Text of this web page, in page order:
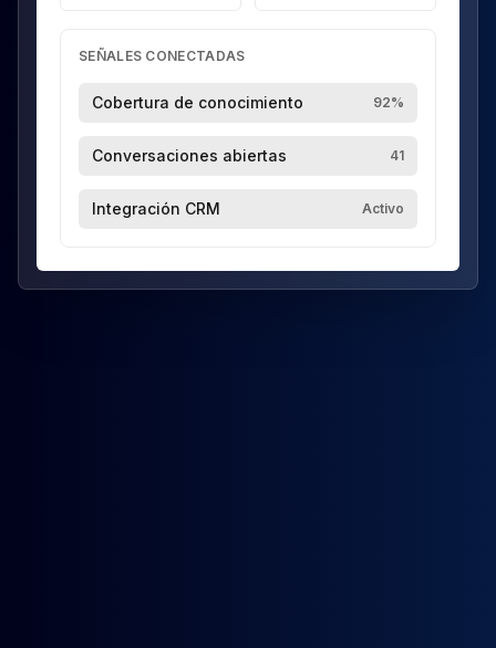
SEÑALES CONECTADAS
Cobertura de conocimiento 92%
Conversaciones abiertas 41
Integración CRM Activo